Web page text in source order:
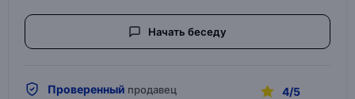
Начать беседу
Проверенный продавец 4/5